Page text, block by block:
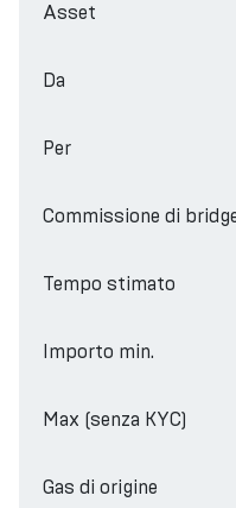
Asset
Da
Per
Commissione di
Tempo stimato
Importo min.
Max (senza KYC)
Gas di origine